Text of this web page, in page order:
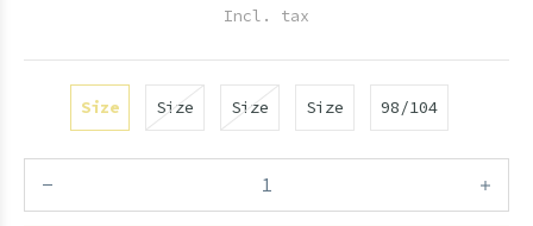
Incl. tax
Size Size Size Size 98/104